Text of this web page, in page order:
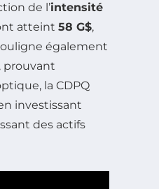
de l’intensité
atteint 58 G$,
également
prouvant
la CDPQ
investissant
des actifs